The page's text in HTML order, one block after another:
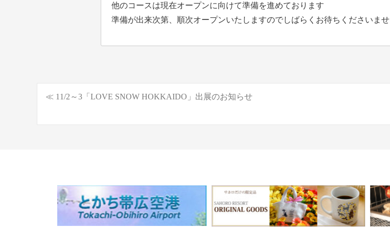
他のコースは現在オープンに向けて準備を進めております
準備が出来次第、順次オープンいたしますのでしばらくお待ちくださいませ
投
ビ
≪ 11/2～3「LOVE SNOW HOKKAIDO」出展のお知らせ